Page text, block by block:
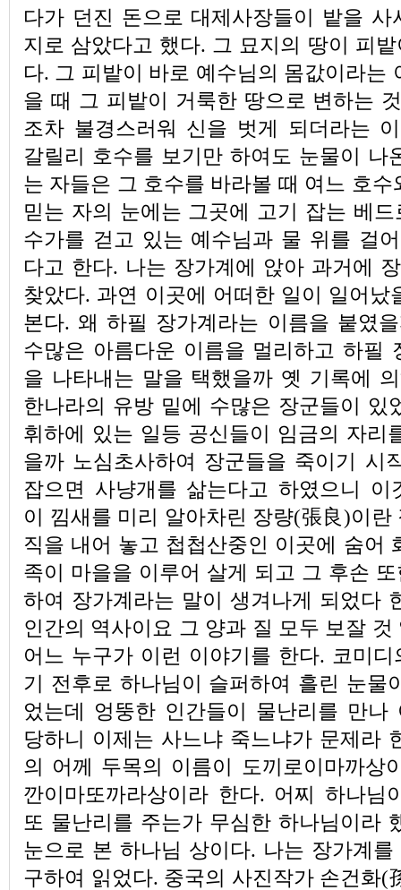
다가 던진 돈으로 대제사장들이 밭을
지로 삼았다고 했다. 그 묘지의 땅이 피
다. 그 피밭이 바로 예수님의 몸값이라는
을 때 그 피밭이 거룩한 땅으로 변하는
조차 불경스러워 신을 벗게 되더라는
갈릴리 호수를 보기만 하여도 눈물이 나
는 자들은 그 호수를 바라볼 때 여느 호
믿는 자의 눈에는 그곳에 고기 잡는 베
수가를 걷고 있는 예수님과 물 위를 걸
다고 한다. 나는 장가계에 앉아 과거에
찾았다. 과연 이곳에 어떠한 일이 일어났
본다. 왜 하필 장가계라는 이름을 붙였
수많은 아름다운 이름을 멀리하고 하필
을 나타내는 말을 택했을까 옛 기록에
한나라의 유방 밑에 수많은 장군들이 있
휘하에 있는 일등 공신들이 임금의 자리
을까 노심초사하여 장군들을 죽이기 시
잡으면 사냥개를 삶는다고 하였으니 이
이 낌새를 미리 알아차린 장량(張良)이
직을 내어 놓고 첩첩산중인 이곳에 숨어
족이 마을을 이루어 살게 되고 그 후손
하여 장가계라는 말이 생겨나게 되었다
인간의 역사이요 그 양과 질 모두 보잘
어느 누구가 이런 이야기를 한다. 코미
기 전후로 하나님이 슬퍼하여 흘린 눈물
었는데 엉뚱한 인간들이 물난리를 만나
당하니 이제는 사느냐 죽느냐가 문제라
의 어께 두목의 이름이 도끼로이마까상
깐이마또까라상이라 한다. 어찌 하나님
또 물난리를 주는가 무심한 하나님이라
눈으로 본 하나님 상이다. 나는 장가계
구하여 읽었다. 중국의 사진작가 손건화(